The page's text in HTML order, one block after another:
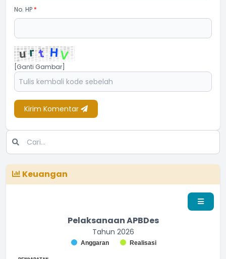
No. HP *
[Ganti Gambar]
Kirim Komentar
Keuangan
Pelaksanaan APBDes
Tahun 2026
Anggaran Realisasi